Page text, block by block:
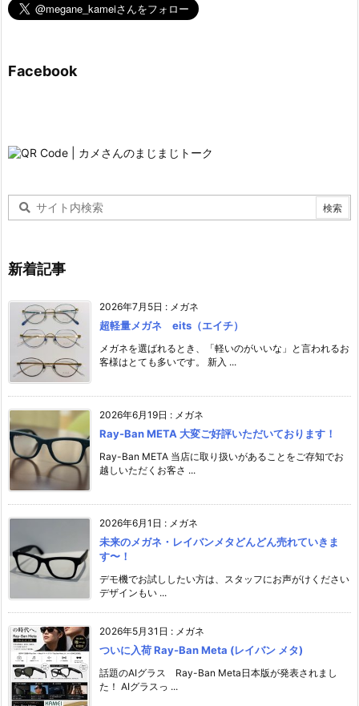
Facebook
新着記事
2026年7月5日 : メガネ
超軽量メガネ eits（エイチ）
メガネを選ばれるとき、「軽いのがいいな」と言われるお
客様はとても多いです。 新入 ...
2026年6月19日 : メガネ
Ray-Ban META 大変ご好評いただいております！
Ray-Ban META 当店に取り扱いがあることをご存知でお
越しいただくお客さ ...
2026年6月1日 : メガネ
未来のメガネ・レイバンメタどんどん売れていきま
す〜！
デモ機でお試ししたい方は、スタッフにお声がけください️
デザインもい ...
2026年5月31日 : メガネ
ついに入荷 Ray-Ban Meta (レイバン メタ)
話題のAIグラス Ray-Ban Meta日本版が発表されまし
た！ AIグラスっ ...